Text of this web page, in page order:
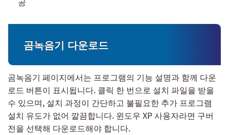
곰녹음기 다운로드
곰녹음기 페이지에서는 프로그램의 기능 설명과 함께 다운
로드 버튼이 표시됩니다. 클릭 한 번으로 설치 파일을 받을
수 있으며, 설치 과정이 간단하고 불필요한 추가 프로그램
설치 유도가 없어 깔끔합니다. 윈도우 XP 사용자라면 구버
전을 선택해 다운로드해야 합니다.